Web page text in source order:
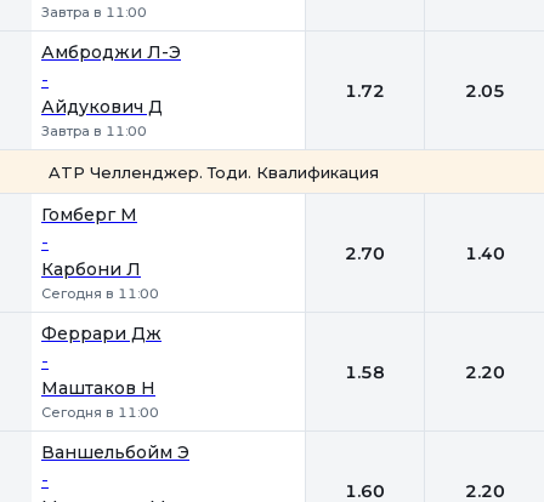
Завтра в 11:00
Амброджи Л-Э
-
Айдукович Д
Завтра в 11:00
1.72 2.05
ATP Челленджер. Тоди. Квалификация
Гомберг М
-
Карбони Л
Сегодня в 11:00
2.70 1.40
Феррари Дж
-
Маштаков Н
Сегодня в 11:00
1.58 2.20
Ваншельбойм Э
- 1.60 2.20